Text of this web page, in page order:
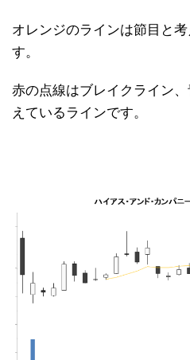
オレンジのラインは節目と
す。
赤の点線はブレイクライン
えているラインです。